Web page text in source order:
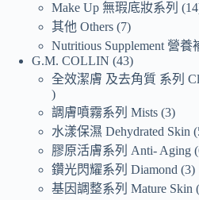
Make Up 無瑕底妝系列
14
其他 Others 7
Nutritious Supplement 營養
G.M. COLLIN 43
全效潔膚 及去角質 系列
調膚噴霧系列 Mists 3
水漾保濕 Dehydrated Skin
膠原活膚系列 Anti- Aging
鑽光閃耀系列 Diamond 3
基因調整系列 Mature Skin